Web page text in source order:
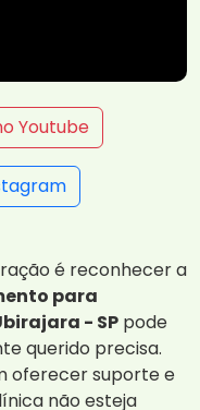
Youtube
é reconhecer a
para
- SP pode
querido precisa.
oferecer suporte e
não esteja